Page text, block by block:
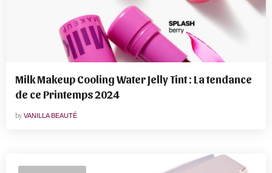
Milk Makeup Cooling Water Jelly Tint : La tendance
de ce Printemps 2024
by VANILLA BEAUTÉ